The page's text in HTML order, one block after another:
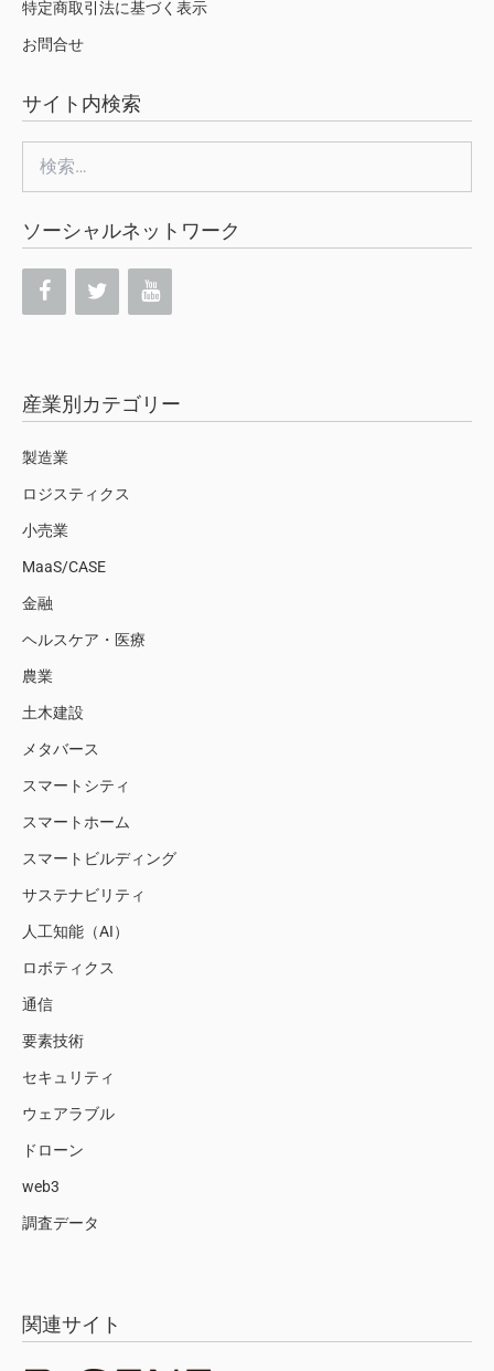
特定商取引法に基づく表示
お問合せ
サイト内検索
索:
ソーシャルネットワーク
産業別カテゴリー
製造業
ロジスティクス
小売業
MaaS/CASE
金融
ヘルスケア・医療
農業
土木建設
メタバース
スマートシティ
スマートホーム
スマートビルディング
サステナビリティ
人工知能（AI）
ロボティクス
通信
要素技術
セキュリティ
ウェアラブル
ドローン
web3
調査データ
関連サイト